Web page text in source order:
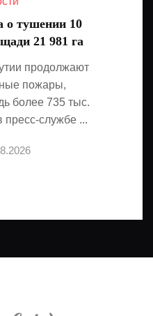
о тушении 10
21 981 га
продолжают
пожары,
более 735 тыс.
пресс-службе ...